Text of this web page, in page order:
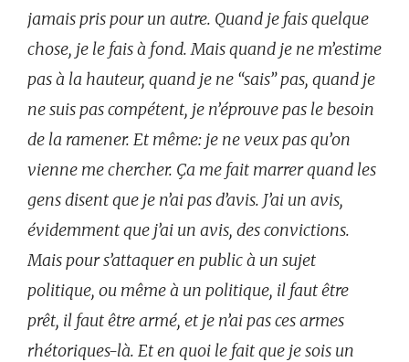
jamais pris pour un autre. Quand je fais quelque
chose, je le fais à fond. Mais quand je ne m’estime
pas à la hauteur, quand je ne “sais” pas, quand je
ne suis pas compétent, je n’éprouve pas le besoin
de la ramener. Et même: je ne veux pas qu’on
vienne me chercher. Ça me fait marrer quand les
gens disent que je n’ai pas d’avis. J’ai un avis,
évidemment que j’ai un avis, des convictions.
Mais pour s’attaquer en public à un sujet
politique, ou même à un politique, il faut être
prêt, il faut être armé, et je n’ai pas ces armes
rhétoriques-là. Et en quoi le fait que je sois un